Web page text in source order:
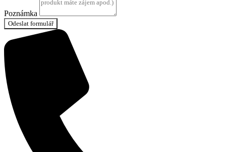
Poznámka
Odeslat formulář